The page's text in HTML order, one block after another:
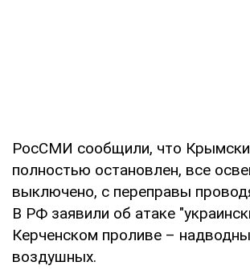
РосСМИ сообщили, что
полностью остановлен, все
выключено, с переправы
В РФ заявили об атаке
Керченском проливе –
воздушных.